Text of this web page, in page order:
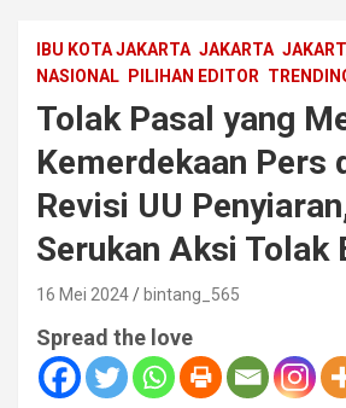
IBU KOTA JAKARTA JAKARTA
NASIONAL
PILIHAN EDITOR
Tolak Pasal yang
Kemerdekaan Pers
Revisi UU
Serukan Aksi Tolak
16 Mei 2024 bintang_565
Spread the love